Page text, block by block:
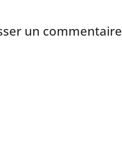
un commentaire